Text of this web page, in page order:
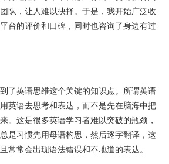
队，让人难以抉择。于是，我开始广泛收
台的评价和口碑，同时也咨询了身边有过
了英语思维这个关键的知识点。所谓英语
英语去思考和表达，而不是先在脑海中把
。这是很多英语学习者难以突破的瓶颈，
是习惯先用母语构思，然后逐字翻译，这
常常会出现语法错误和不地道的表达。